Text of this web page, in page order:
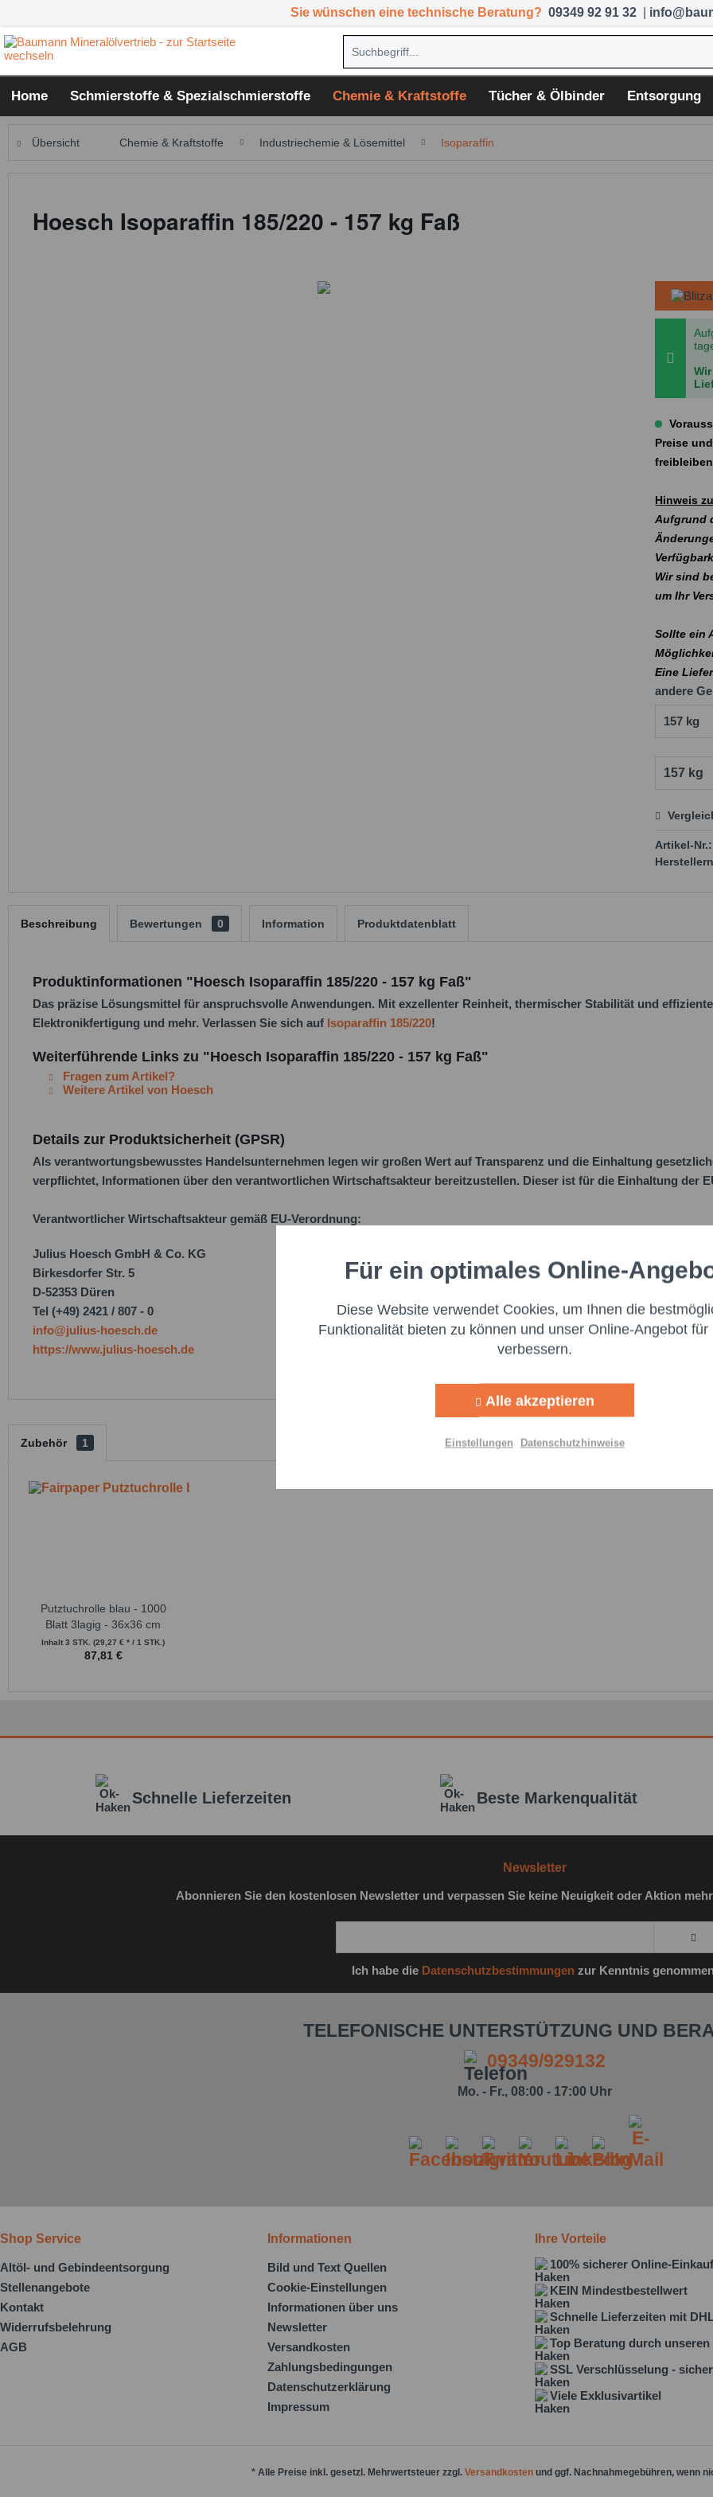
Sie wünschen eine technische Beratung? 09349 92 91 32
Home Schmierstoffe & Spezialschmierstoffe Chemie & Kraftstoffe Tücher & Ölbinder Entsorgung
Übersicht Chemie & Kraftstoffe Industriechemie & Lösemittel Isoparaffin
Hoesch Isoparaffin 185/220 - 157 kg Faß
Preise
Hinweis
Aufgrund
Wir sind
um Ihr
Sollte ein
Eine
andere
Preis
Ich
Artikel-Nr.:
Beschreibung Bewertungen 0 Information Produktdatenblatt
Produktinformationen "Hoesch Isoparaffin 185/220 - 157 kg Faß"
Das präzise Lösungsmittel für anspruchsvolle Anwendungen. Mit exzellenter Reinheit, thermischer Stabilität und
Elektronikfertigung und mehr. Verlassen Sie sich auf Isoparaffin 185/220!
Weiterführende Links zu "Hoesch Isoparaffin 185/220 - 157 kg Faß"
Fragen zum Artikel?
Weitere Artikel von Hoesch
Details zur Produktsicherheit (GPSR)
Als verantwortungsbewusstes Handelsunternehmen legen wir großen Wert auf Transparenz und die Einhaltung
verpflichtet, Informationen über den verantwortlichen Wirtschaftsakteur bereitzustellen. Dieser ist für die Einhaltung der
Verantwortlicher Wirtschaftsakteur gemäß EU-Verordnung:
Julius Hoesch GmbH & Co. KG
Birkesdorfer Str. 5
D-52353 Düren
Tel (+49) 2421 / 807 - 0
info@julius-hoesch.de
https://www.julius-hoesch.de
Zubehör 1
Putztuchrolle blau - 1000
Blatt 3lagig - 36x36 cm
Inhalt 3 STK. (29,27 € * / 1 STK.)
87,81 €
Schnelle Lieferzeiten Beste Markenqualität
Newsletter
Abonnieren Sie den kostenlosen Newsletter und verpassen Sie keine Neuigkeit oder Aktion
Ich habe die Datenschutzbestimmungen zur Kenntnis
TELEFONISCHE UNTERSTÜTZUNG UND
09349/929132
Mo. - Fr., 08:00 - 17:00 Uhr
Shop Service
Altöl- und Gebindeentsorgung
Stellenangebote
Kontakt
Widerrufsbelehrung
AGB
Informationen
Bild und Text Quellen
Cookie-Einstellungen
Informationen über uns
Newsletter
Versandkosten
Zahlungsbedingungen
Datenschutzerklärung
Impressum
Ihre Vorteile
100% sicherer Online-Einkauf
KEIN Mindestbestellwert
Schnelle Lieferzeiten mit
Top Beratung durch unseren
SSL Verschlüsselung -
Viele Exklusivartikel
* Alle Preise inkl. gesetzl. Mehrwertsteuer zzgl. Versandkosten und ggf. Nachnahmegebühren, wenn
Funktionale Aktiv
Marketing Aktiv
Für ein optimales Online-
Diese Website verwendet Cookies, um Ihnen die
Funktionalität bieten zu können und unser Online-Angebot für
verbessern.
Alle akzeptieren
Einstellungen Datenschutzhinweise